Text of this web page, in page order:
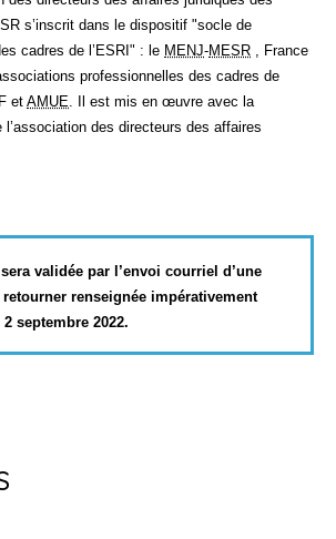
s’inscrit dans le dispositif "socle de
cadres de l’ESRI" : le MENJ-MESR , France
professionnelles des cadres de
et AMUE . Il est mis en œuvre avec la
des directeurs des affaires
validée par l’envoi courriel d’une
retourner renseignée impérativement
septembre 2022.